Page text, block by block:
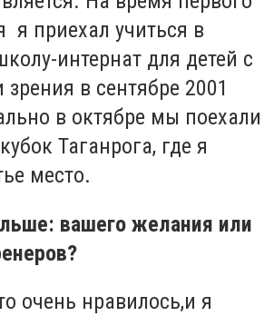
я приехал учиться в
интернат для детей с
в сентябре 2001
в октябре мы поехали
Таганрога, где я
место.
вашего желания или
очень нравилось,и я